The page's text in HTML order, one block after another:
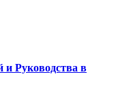
и Руководства в